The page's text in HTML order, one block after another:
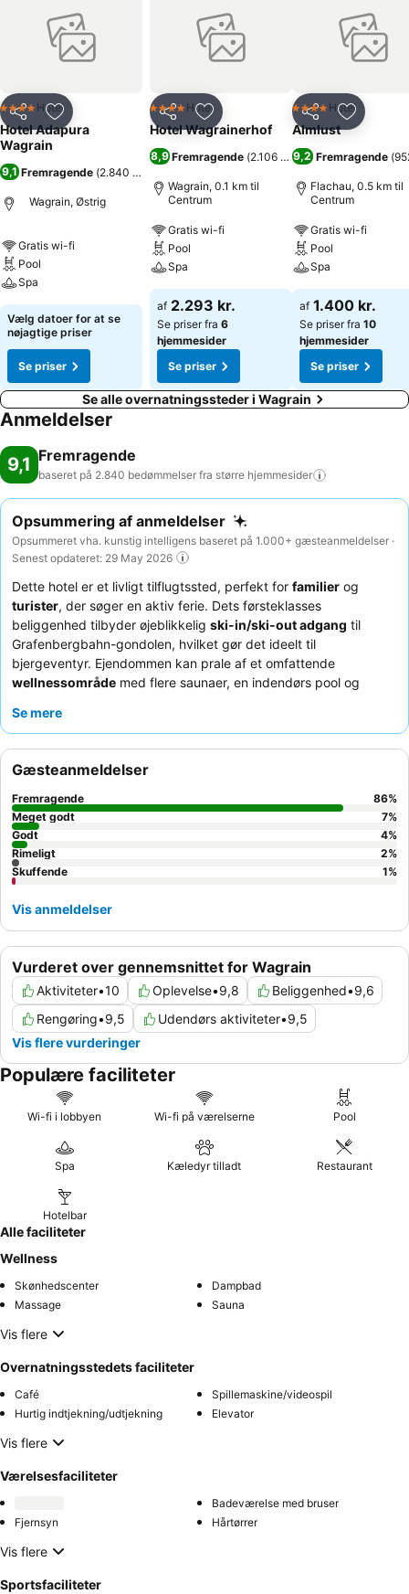
Del Føj til favoritter
4 StjernerHotel
Hotel Adapura
Wagrain
9,1 Fremragende (2.840 bedømmelser
Wagrain, Østrig
Gratis wi-fi
Pool
Spa
Vælg datoer for at se
nøjagtige priser
Se priser
Del Føj til favoritter
4 StjernerHotel
Hotel Wagrainerhof
8,9 Fremragende (2.106 bedømmelser)
Wagrain, 0.1 km til
Centrum
Gratis wi-fi
Pool
Spa
af 2.293 kr.
Se priser fra 6
hjemmesider
Se priser
Del Føj til
4 StjernerHotel
Almlust
9,2 Fremragende (
Flachau, 0.5 km til
Centrum
Gratis wi-fi
Pool
Spa
af 1.400 kr.
Se priser fra 10
hjemmesider
Se priser
Se alle overnatningssteder i Wagrain
Anmeldelser
9,1 Fremragende
baseret på 2.840 bedømmelser fra større hjemmesider
Opsummering af anmeldelser
Opsummeret vha. kunstig intelligens baseret på 1.000+ gæsteanmeldelser ·
Senest opdateret: 29 May 2026
Dette hotel er et livligt tilflugtssted, perfekt for familier og
turister, der søger en aktiv ferie. Dets førsteklasses
beliggenhed tilbyder øjeblikkelig ski-in/ski-out adgang til
Grafenbergbahn-gondolen, hvilket gør det ideelt til
bjergeventyr. Ejendommen kan prale af et omfattende
wellnessområde med flere saunaer, en indendørs pool og
underholdning for alle aldre. Gæsterne roser konsekvent det
tema-restauranter. For optimal komfort kan du overveje at
anmode om et værelse med en
for at få en naturskøn
udsigt over bjergene.
Se mere
Vurderet over gennemsnittet for Wagrain
Aktiviteter•10 Oplevelse•9,8 Beliggenhed•9,6
Rengøring•9,5 Udendørs aktiviteter•9,5
Vis flere vurderinger
Gæsteanmeldelser
Fremragende 86%
Meget godt
7%
Godt
4%
Rimeligt
2%
Skuffende
1%
Vis anmeldelser
Populære faciliteter
Wi-fi i lobbyen Wi-fi på værelserne Pool
Spa Kæledyr tilladt Restaurant
Hotelbar
Alle faciliteter
Wellness
Skønhedscenter
Dampbad
Massage
Sauna
Vis flere
Overnatningsstedets faciliteter
Café
Spillemaskine/videospil
Hurtig indtjekning/udtjekning
Elevator
Vis flere
Værelsesfaciliteter
Badeværelse med bruser
Fjernsyn
Hårtørrer
Vis flere
Sportsfaciliteter